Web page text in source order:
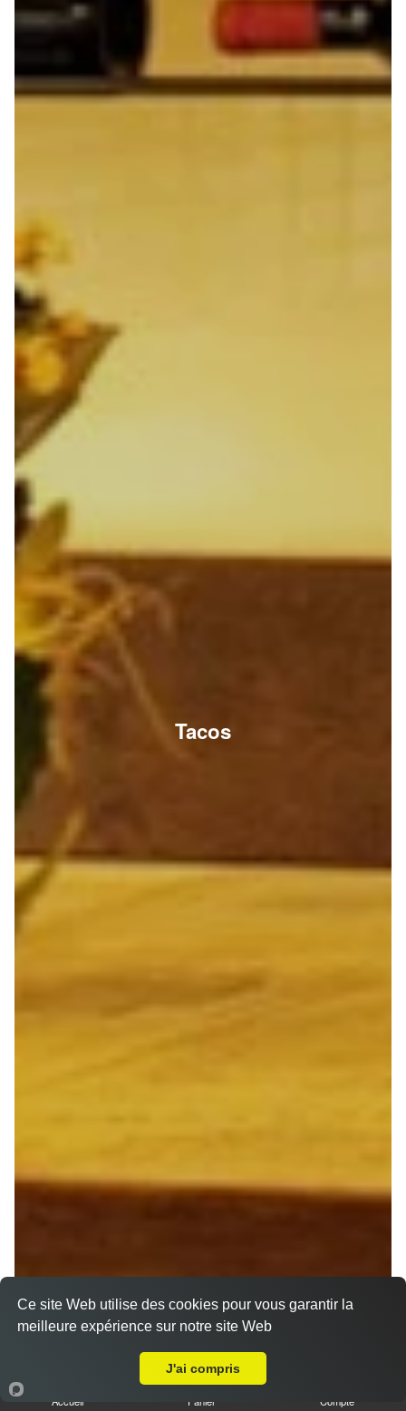
Tacos
Accueil Panier Compte
Ce site Web utilise des cookies pour vous garantir la
meilleure expérience sur notre site Web
J'ai compris